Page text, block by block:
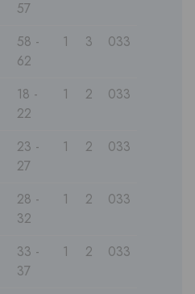
57
58 -
62
1 3 033
18 -
22
1 2 033
23 -
27
1 2 033
28 -
32
1 2 033
33 -
37
1 2 033